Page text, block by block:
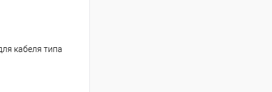
кабеля типа